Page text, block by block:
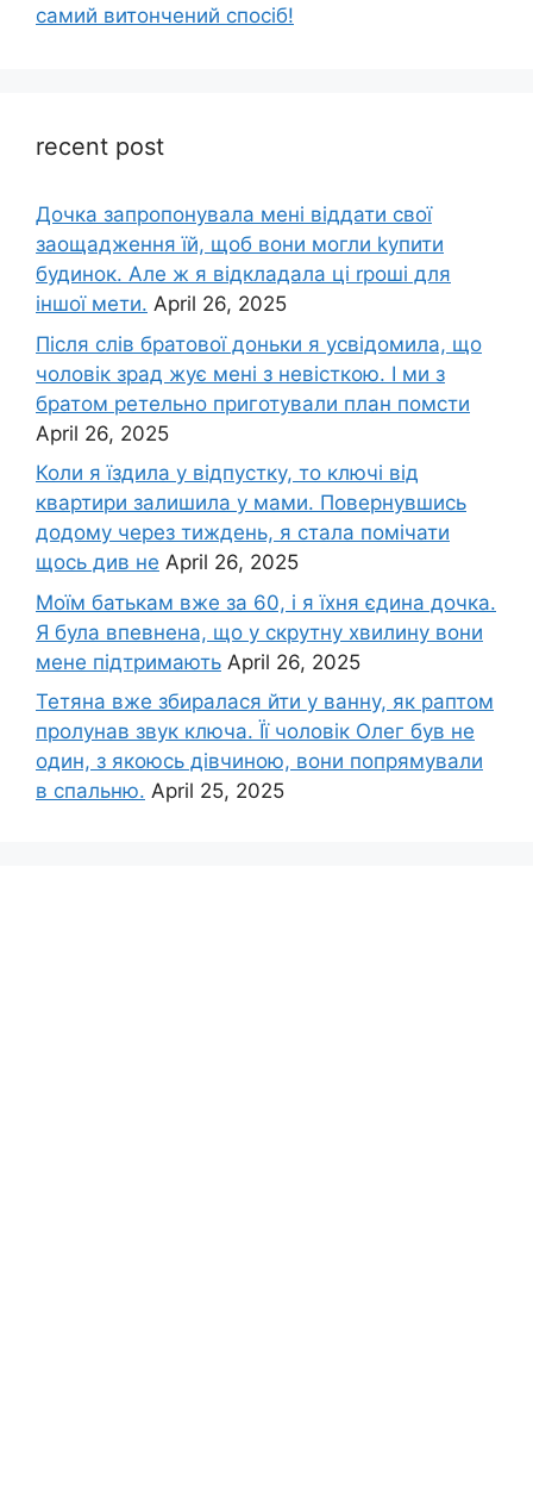
самий витончений спосіб!
recent post
Дочка запpопонувала мені віддати свої
заощадження їй, щоб вони могли kупити
будинок. Але ж я відкладала ці rроші для
іншої мети. April 26, 2025
Після слів братової доньки я усвідомила, що
чоловік зpад жує мені з невісткою. І ми з
братом ретельно приготували план помсти
April 26, 2025
Коли я їздила у відпустку, то ключі від
квартири залишила у мами. Повернувшись
додому через тиждень, я стала помічати
щось див не April 26, 2025
Моїм батькам вже за 60, і я їхня єдина дочка.
Я була впевнена, що у скрутну хвилину вони
мене підтримають April 26, 2025
Тетяна вже збиралася йти у ванну, як раптом
пролунав звук ключа. Її чоловік Олег був не
один, з якоюсь дівчиною, вони попрямували
в спальню. April 25, 2025